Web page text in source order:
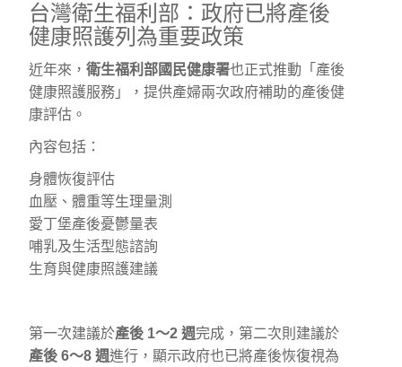
台灣衛生福利部：政府已將產後
健康照護列為重要政策
近年來， 衛生福利部國民健康署也正式推動「產後
健康照護服務」，提供產婦兩次政府補助的產後健
康評估。
內容包括：
身體恢復評估
血壓、體重等生理量測
愛丁堡產後憂鬱量表
哺乳及生活型態諮詢
生育與健康照護建議
第一次建議於產後 1～2 週完成，第二次則建議於
產後 6～8 週進行，顯示政府也已將產後恢復視為